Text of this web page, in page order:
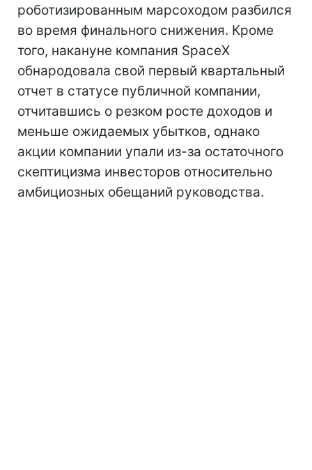
роботизированным марсоходом разбился
во время финального снижения. Кроме
того, накануне компания SpaceX
обнародовала свой первый квартальный
отчет в статусе публичной компании,
отчитавшись о резком росте доходов и
меньше ожидаемых убытков, однако
акции компании упали из-за остаточного
скептицизма инвесторов относительно
амбициозных обещаний руководства.